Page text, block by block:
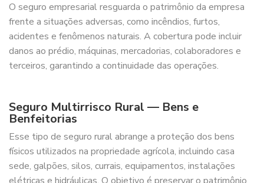
O seguro empresarial resguarda o patrimônio da empresa
frente a situações adversas, como incêndios, furtos,
acidentes e fenômenos naturais. A cobertura pode incluir
danos ao prédio, máquinas, mercadorias, colaboradores e
terceiros, garantindo a continuidade das operações.
Seguro Multirrisco Rural — Bens e
Benfeitorias
Esse tipo de seguro rural abrange a proteção dos bens
físicos utilizados na propriedade agrícola, incluindo casa
sede, galpões, silos, currais, equipamentos, instalações